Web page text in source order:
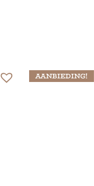
AANBIEDING!